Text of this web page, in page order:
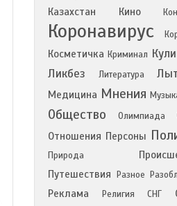
Казахстан Кино
Коронавирус
Косметичка Криминал
Ликбез
Литература
Медицина Мнения
Общество Олимпиада
Отношения Персоны
Природа
Путешествия
Разное
Реклама Религия СНГ